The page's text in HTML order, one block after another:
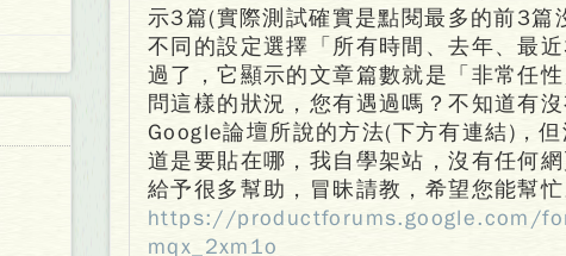
示3篇(實際測試確實是點閱最多的前3
不同的設定選擇「所有時間、去年、最
過了，它顯示的文章篇數就是「非常任
問這樣的狀況，您有遇過嗎？不知道有
Google論壇所說的方法(下方有連結)，
道是要貼在哪，我自學架站，沒有任何
給予很多幫助，冒昧請教，希望您能幫
https://productforums.google.com/
mqx_2xm1o